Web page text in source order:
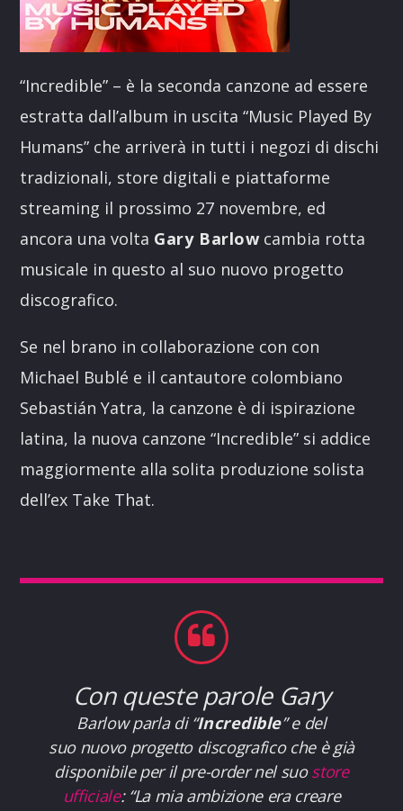
“Incredible” – è la seconda canzone ad essere
estratta dall’album in uscita “Music Played By
Humans” che arriverà in tutti i negozi di dischi
tradizionali, store digitali e piattaforme
streaming il prossimo 27 novembre, ed
ancora una volta Gary Barlow cambia rotta
musicale in questo al suo nuovo progetto
discografico.
Se nel brano in collaborazione con con
Michael Bublé e il cantautore colombiano
Sebastián Yatra, la canzone è di ispirazione
latina, la nuova canzone “Incredible” si addice
maggiormente alla solita produzione solista
dell’ex Take That.
Con queste parole Gary
Barlow parla di “Incredible” e del
suo nuovo progetto discografico che è già
disponibile per il pre-order nel suostore
ufficiale: “La mia ambizione era creare